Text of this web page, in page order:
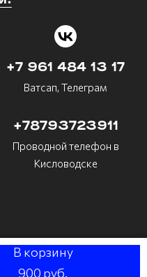
В корзину
900 руб.
+7 961 484 13 17
Ватсап, Телеграм
+78793723911
Проводной телефон в
Кисловодске
Bazium